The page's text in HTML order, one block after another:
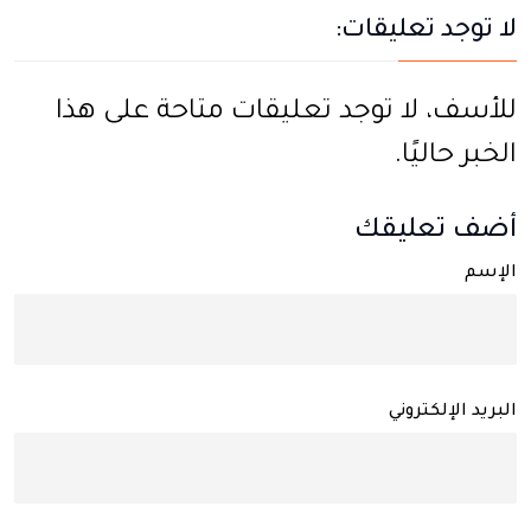
لا توجد تعليقات:
للأسف، لا توجد تعليقات متاحة على هذا
الخبر حاليًا.
أضف تعليقك
الإسم
البريد الإلكتروني